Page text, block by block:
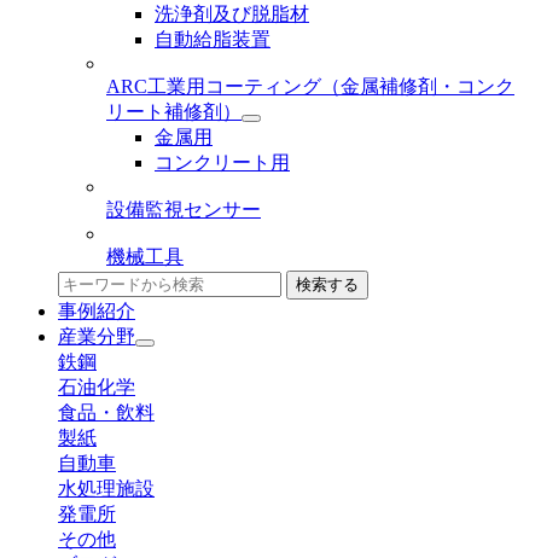
洗浄剤及び脱脂材
自動給脂装置
ARC工業用コーティング （金属補修剤・コンク
リート補修剤）
金属用
コンクリート用
設備監視センサー
機械工具
検索する
事例紹介
産業分野
鉄鋼
石油化学
食品・飲料
製紙
自動車
水処理施設
発電所
その他